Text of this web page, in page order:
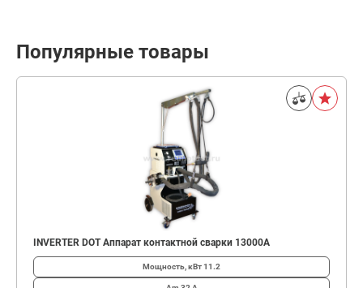
Популярные товары
INVERTER DOT Аппарат контактной сварки 13000А
Мощность, кВт11.2